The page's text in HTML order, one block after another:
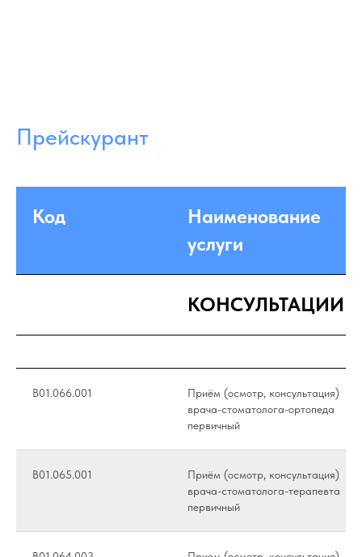
Прейскурант
Код
Наименование
услуги
КОНСУЛЬТАЦИИ
В01.066.001
Приём (осмотр, консультация)
врача-стоматолога-ортопеда
первичный
В01.065.001
Приём (осмотр, консультация)
врача-стоматолога-терапевта
первичный